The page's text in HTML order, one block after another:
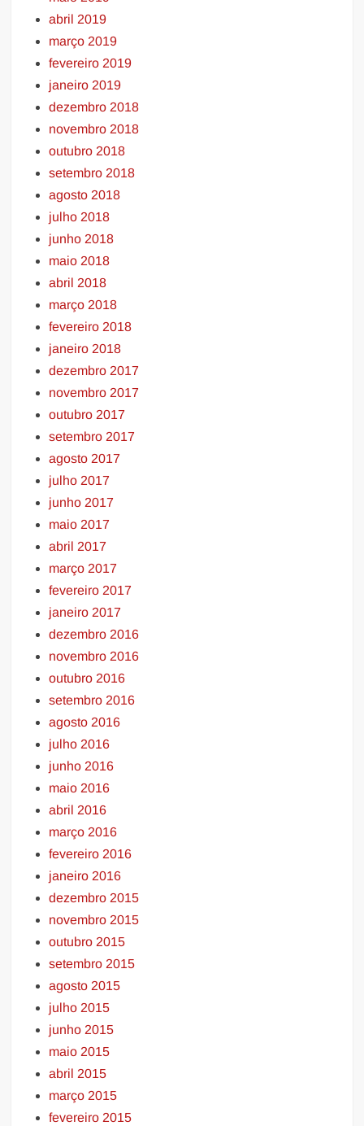
abril 2019
março 2019
fevereiro 2019
janeiro 2019
dezembro 2018
novembro 2018
outubro 2018
setembro 2018
agosto 2018
julho 2018
junho 2018
maio 2018
abril 2018
março 2018
fevereiro 2018
janeiro 2018
dezembro 2017
novembro 2017
outubro 2017
setembro 2017
agosto 2017
julho 2017
junho 2017
maio 2017
abril 2017
março 2017
fevereiro 2017
janeiro 2017
dezembro 2016
novembro 2016
outubro 2016
setembro 2016
agosto 2016
julho 2016
junho 2016
maio 2016
abril 2016
março 2016
fevereiro 2016
janeiro 2016
dezembro 2015
novembro 2015
outubro 2015
setembro 2015
agosto 2015
julho 2015
junho 2015
maio 2015
abril 2015
março 2015
fevereiro 2015